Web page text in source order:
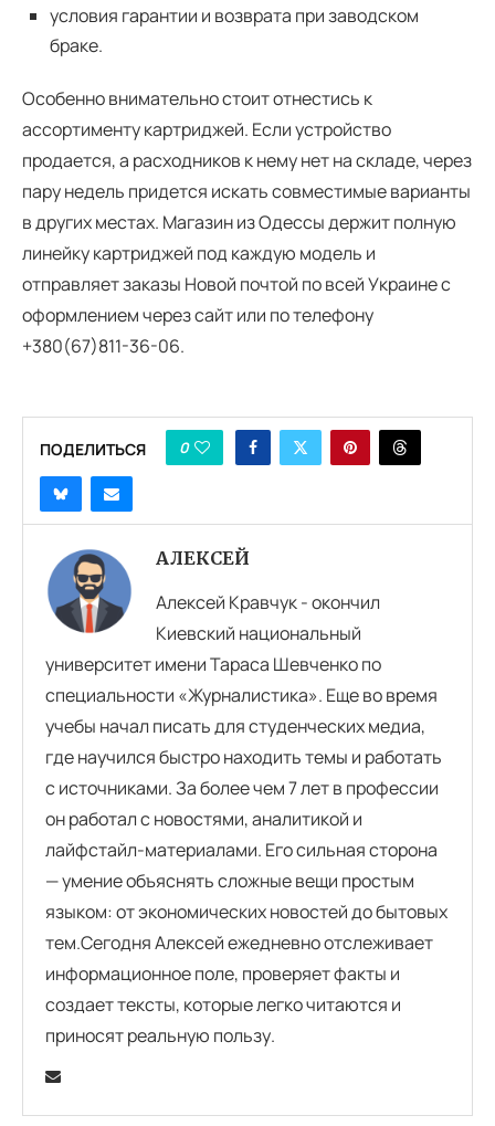
условия гарантии и возврата при заводском
браке.
Особенно внимательно стоит отнестись к
ассортименту картриджей. Если устройство
продается, а расходников к нему нет на складе, через
пару недель придется искать совместимые варианты
в других местах. Магазин из Одессы держит полную
линейку картриджей под каждую модель и
отправляет заказы Новой почтой по всей Украине с
оформлением через сайт или по телефону
+380(67)811-36-06.
ПОДЕЛИТЬСЯ 0
АЛЕКСЕЙ
Алексей Кравчук - окончил
Киевский национальный
университет имени Тараса Шевченко по
специальности «Журналистика». Еще во время
учебы начал писать для студенческих медиа,
где научился быстро находить темы и работать
с источниками. За более чем 7 лет в профессии
он работал с новостями, аналитикой и
лайфстайл-материалами. Его сильная сторона
— умение объяснять сложные вещи простым
языком: от экономических новостей до бытовых
тем.Сегодня Алексей ежедневно отслеживает
информационное поле, проверяет факты и
создает тексты, которые легко читаются и
приносят реальную пользу.